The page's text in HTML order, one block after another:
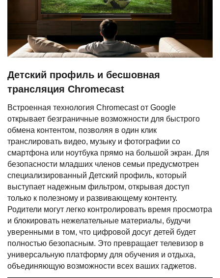
Детский профиль и бесшовная
трансляция Chromecast
Встроенная технология Chromecast от Google
открывает безграничные возможности для быстрого
обмена контентом, позволяя в один клик
транслировать видео, музыку и фотографии со
смартфона или ноутбука прямо на большой экран. Для
безопасности младших членов семьи предусмотрен
специализированный Детский профиль, который
выступает надежным фильтром, открывая доступ
только к полезному и развивающему контенту.
Родители могут легко контролировать время просмотра
и блокировать нежелательные материалы, будучи
уверенными в том, что цифровой досуг детей будет
полностью безопасным. Это превращает телевизор в
универсальную платформу для обучения и отдыха,
объединяющую возможности всех ваших гаджетов.